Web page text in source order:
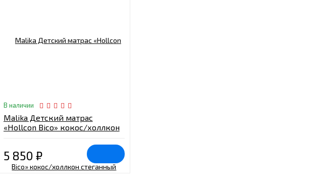
В наличии
Malika Детский матрас
«Hollcon Bico» кокос/холлкон
5 850 ₽